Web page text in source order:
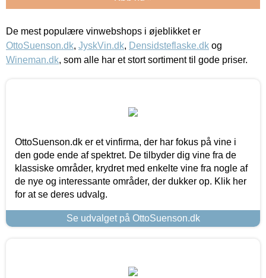
De mest populære vinwebshops i øjeblikket er
OttoSuenson.dk, JyskVin.dk, Densidsteflaske.dk og
Wineman.dk, som alle har et stort sortiment til gode priser.
OttoSuenson.dk er et vinfirma, der har fokus på vine i
den gode ende af spektret. De tilbyder dig vine fra de
klassiske områder, krydret med enkelte vine fra nogle af
de nye og interessante områder, der dukker op. Klik her
for at se deres udvalg.
Se udvalget på OttoSuenson.dk